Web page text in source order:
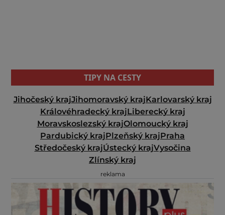
TIPY NA CESTY
Jihočeský krajJihomoravský krajKarlovarský kraj
Královéhradecký krajLiberecký kraj
Moravskoslezský krajOlomoucký kraj
Pardubický krajPlzeňský krajPraha
Středočeský krajÚstecký krajVysočina
Zlínský kraj
reklama